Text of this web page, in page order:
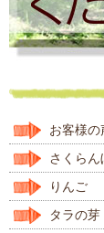
お客様の
さくらん
りんご
タラの芽